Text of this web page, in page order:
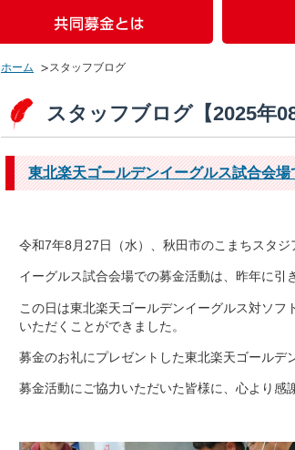
ホーム スタッフブログ
スタッフブログ【2025年08
東北楽天ゴールデンイーグルス試合会
令和7年8月27日（水）、秋田市のこまちスタ
イーグルス試合会場での募金活動は、昨年に引
この日は東北楽天ゴールデンイーグルス対ソ
いただくことができました。
募金のお礼にプレゼントした東北楽天ゴールデ
募金活動にご協力いただいた皆様に、心より感